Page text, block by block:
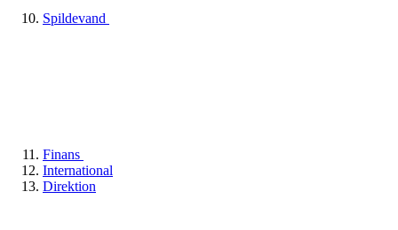
Spildevand
Finans
International
Direktion